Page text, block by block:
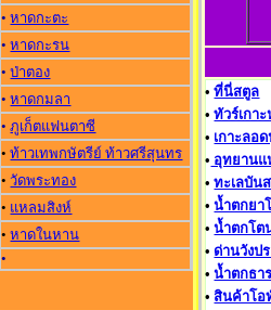
• หาดกะตะ
• หาดกะรน
• ป่าตอง
• หาดกมลา
•ภูเก็ตแฟนตาซี
•ท้าวเทพกษัตรีย์ ท้าวศรีสุนทร
•วัดพระทอง
• แหลมสิงห์
•หาดในหาน
•
•ที่นี่สตูล
•ทัวร์เกา
• เกาะลอ
• อุทยานแ
•ทะเลบัน
•น้ำตกยา
•น้ำตกโต
• ด่านวังป
•น้ำตกธา
•สินค้าโอ